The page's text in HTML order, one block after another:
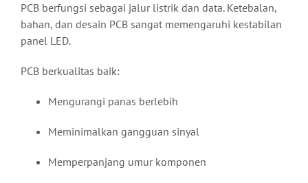
PCB berfungsi sebagai jalur listrik dan data. Ketebalan,
bahan, dan desain PCB sangat memengaruhi kestabilan
panel LED.
PCB berkualitas baik:
Mengurangi panas berlebih
Meminimalkan gangguan sinyal
Memperpanjang umur komponen